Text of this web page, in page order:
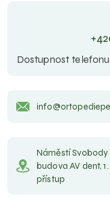
Dostupnost
Náměstí Svobody
budova AV dent,
přístup